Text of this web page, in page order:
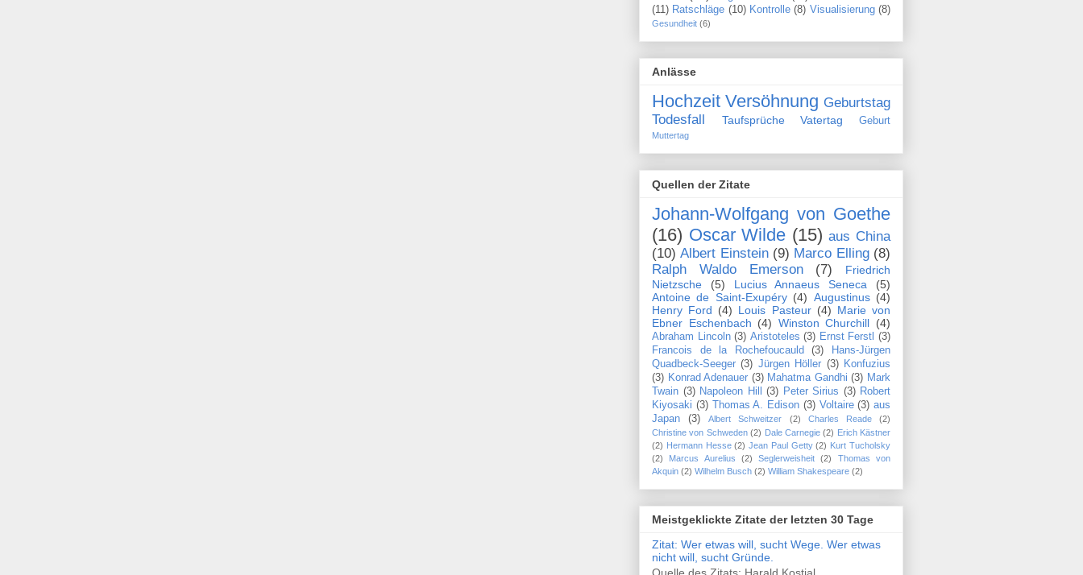
(11) Ratschläge (10) Kontrolle (8) Visualisierung (8)
Gesundheit (6)
Anlässe
Hochzeit Versöhnung Geburtstag
Todesfall
Taufsprüche Vatertag Geburt
Muttertag
Quellen der Zitate
Johann-Wolfgang von Goethe
(16) Oscar Wilde (15) aus China
(10) Albert Einstein (9) Marco Elling (8)
Ralph Waldo Emerson
(7)
Friedrich
Nietzsche
(5) Lucius Annaeus Seneca
(5)
Antoine de Saint-Exupéry (4) Augustinus (4)
Henry Ford (4) Louis Pasteur (4) Marie von
Ebner Eschenbach (4) Winston Churchill (4)
Abraham Lincoln (3) Aristoteles (3) Ernst Ferstl (3)
Francois de la Rochefoucauld
(3)
Hans-Jürgen
Quadbeck-Seeger (3) Jürgen Höller (3) Konfuzius
(3) Konrad Adenauer (3) Mahatma Gandhi (3) Mark
Twain (3) Napoleon Hill (3) Peter Sirius (3) Robert
Kiyosaki (3) Thomas A. Edison (3) Voltaire (3) aus
Japan
(3) Albert Schweitzer (2) Charles Reade
(2)
Christine von Schweden (2) Dale Carnegie (2) Erich Kästner
(2) Hermann Hesse (2) Jean Paul Getty (2) Kurt Tucholsky
(2)
Marcus Aurelius (2) Seglerweisheit (2)
Thomas von
Akquin (2) Wilhelm Busch (2) William Shakespeare (2)
Meistgeklickte Zitate der letzten 30 Tage
Zitat: Wer etwas will, sucht Wege. Wer etwas
nicht will, sucht Gründe.